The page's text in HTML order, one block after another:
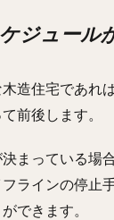
ジュール
造住宅であれ
前後します。
まっている場
ラインの停止
できます。